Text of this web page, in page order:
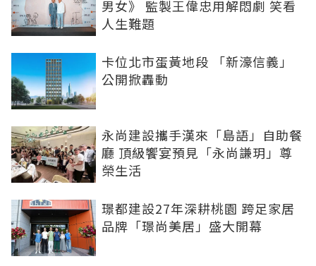
男女》 監製王偉忠用解悶劇 笑看
人生難題
卡位北市蛋黃地段 「新濠信義」
公開掀轟動
永尚建設攜手漢來「島語」自助餐
廳 頂級饗宴預見「永尚謙玥」尊
榮生活
璟都建設27年深耕桃園 跨足家居
品牌「璟尚美居」盛大開幕